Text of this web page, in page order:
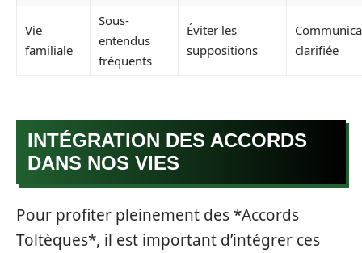
Vie
familiale
Sous-
entendus
fréquents
Éviter les
suppositions
clarifiée
INTÉGRATION DES ACCORDS
DANS NOS VIES
Pour profiter pleinement des *Accords
Toltèques*, il est important d’intégrer ces